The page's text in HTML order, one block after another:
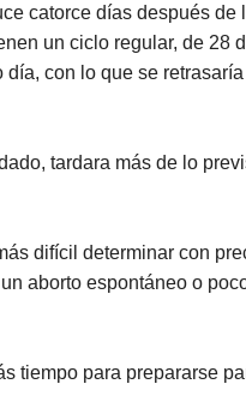
catorce días después de
un ciclo regular, de 28
con lo que se
tardara más de lo
difícil determinar con
aborto espontáneo o
tiempo para prepararse